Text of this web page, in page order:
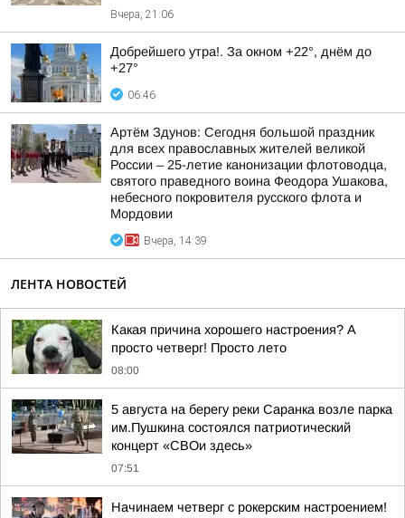
Вчера, 21:06
Добрейшего утра!. За окном +22°, днём до
+27°
06:46
Артём Здунов: Сегодня большой праздник
для всех православных жителей великой
России – 25-летие канонизации флотоводца,
святого праведного воина Феодора Ушакова,
небесного покровителя русского флота и
Мордовии
Вчера, 14:39
ЛЕНТА НОВОСТЕЙ
Какая причина хорошего настроения? А
просто четверг! Просто лето
08:00
5 августа на берегу реки Саранка возле парка
им.Пушкина состоялся патриотический
концерт «СВОи здесь»
07:51
Начинаем четверг с рокерским настроением!